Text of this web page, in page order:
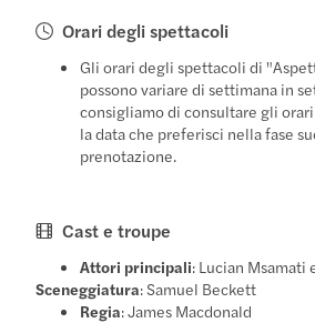
Orari degli spettacoli
Gli orari degli spettacoli di
possono variare di settimana in
consigliamo di consultare gli
la data che preferisci nella fase
prenotazione.
Cast e troupe
Attori principali: Lucian Msamati
Sceneggiatura: Samuel Beckett
Regia: James Macdonald